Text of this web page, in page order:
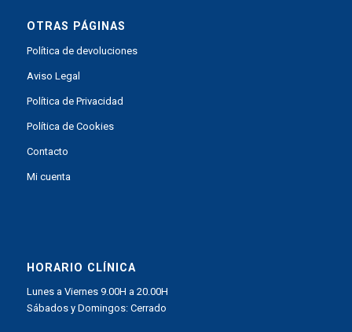
OTRAS PÁGINAS
Política de devoluciones
Aviso Legal
Política de Privacidad
Política de Cookies
Contacto
Mi cuenta
HORARIO CLÍNICA
Lunes a Viernes 9.00H a 20.00H
Sábados y Domingos: Cerrado